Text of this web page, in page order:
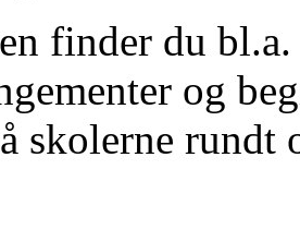
finder du
og
skolerne rundt